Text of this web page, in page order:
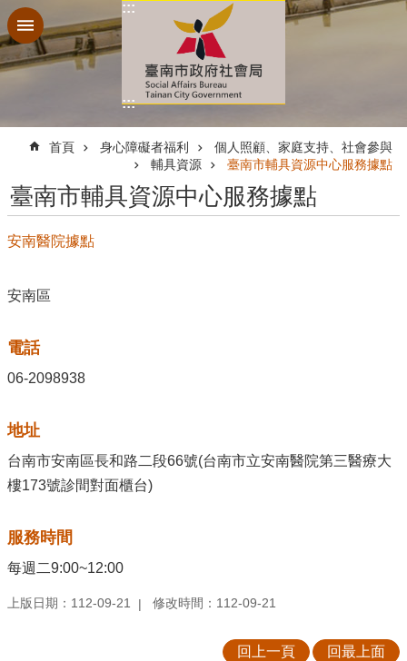
跳到主要內容區塊
:::
:::
首頁 身心障礙者福利
個人照顧、家庭支持、社會參與
輔具資源
臺南市輔具資源中心服務據點
臺南市輔具資源中心服務據點
安南醫院據點
安南區
電話
06-2098938
地址
台南市安南區長和路二段66號(台南市立安南醫院第三醫療大
樓173號診間對面櫃台)
服務時間
每週二9:00~12:00
上版日期：112-09-21 修改時間：112-09-21
回上一頁 回最上面